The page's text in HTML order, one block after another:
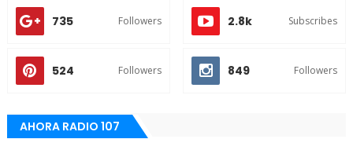
735 Followers 2.8k Subscribes
524 Followers 849 Followers
AHORA RADIO 107